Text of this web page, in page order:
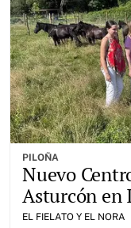
PILOÑA
Nuevo
Asturcón en
EL FIELATO Y EL NORA